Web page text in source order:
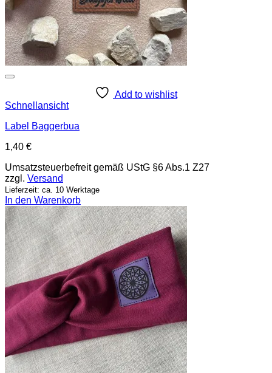
Add to wishlist
Schnellansicht
Label Baggerbua
1,40 €
Umsatzsteuerbefreit gemäß UStG §6 Abs.1 Z27
zzgl. Versand
Lieferzeit: ca. 10 Werktage
In den Warenkorb